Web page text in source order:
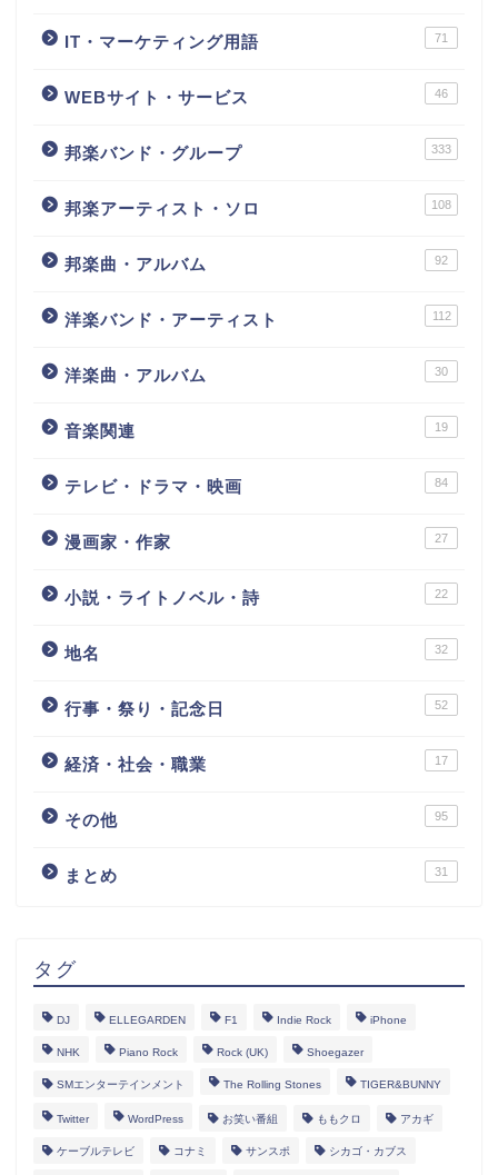
IT・マーケティング用語 71
WEBサイト・サービス 46
邦楽バンド・グループ 333
邦楽アーティスト・ソロ 108
邦楽曲・アルバム 92
洋楽バンド・アーティスト 112
洋楽曲・アルバム 30
音楽関連 19
テレビ・ドラマ・映画 84
漫画家・作家 27
小説・ライトノベル・詩 22
地名 32
行事・祭り・記念日 52
経済・社会・職業 17
その他 95
まとめ 31
タグ
DJ ELLEGARDEN F1 Indie Rock iPhone
NHK Piano Rock Rock (UK) Shoegazer
SMエンターテインメント The Rolling Stones TIGER&BUNNY
Twitter WordPress お笑い番組 ももクロ アカギ
ケーブルテレビ コナミ サンスポ シカゴ・カブス